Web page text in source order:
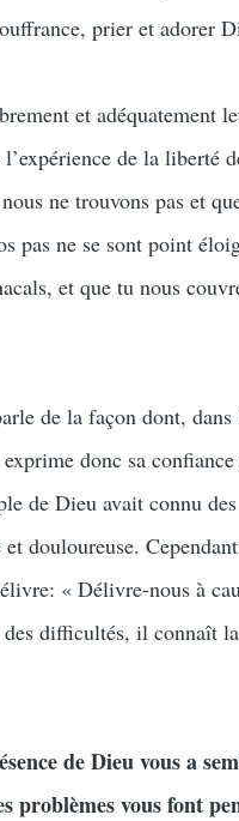
prier et adorer
et adéquatement
de la liberté
ne trouvons pas et
pas ne se sont point
et que tu nous
de la façon dont, dans
donc sa
de Dieu avait connu des
douloureuse.
« Délivre-nous à
difficultés, il connaît la
de Dieu vous a
problèmes vous font